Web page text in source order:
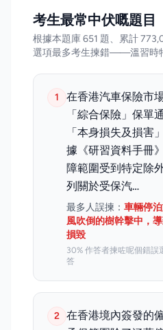
考生最常中伏嘅題目
根據本題庫 651 題、累計
選項最多考生揀錯——溫習時
1
在香港汽車保險市
「綜合保險」保單
「本身損失及損害
據《研習資料手冊
障範圍受到特定除
列關於受保汽…
最多人誤揀： 車輛停
風吹倒的樹幹擊中，
損毀
30% 作答者揀咗呢個錯誤
答
2 在香港境內簽發的